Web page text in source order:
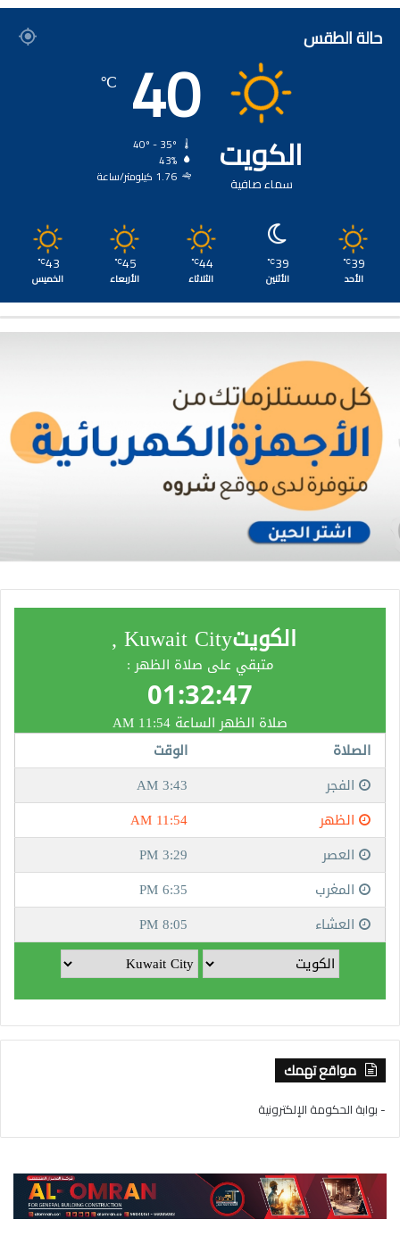
حالة الطقس
الكويت
سماء صافية
40
℃
43%
1.76 كيلومتر/ساعة
39
℃
الأحد
39
℃
الأثنين
44
℃
الثلاثاء
45
℃
الأربعاء
43
℃
الخميس
مواقع تهمك
- بوابة الحكومة الإلكترونية